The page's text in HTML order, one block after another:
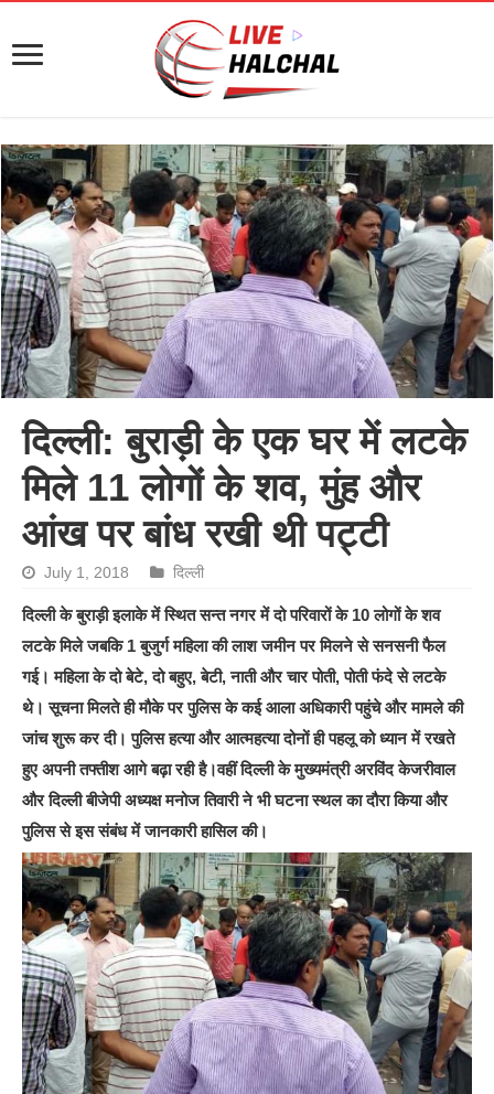
दिल्ली: बुराड़ी के एक घर में लटके
मिले 11 लोगों के शव, मुंह और
आंख पर बांध रखी थी पट्टी
July 1, 2018 दिल्ली
दिल्ली के बुराड़ी इलाके में स्थित सन्त नगर में दो परिवारों के 10 लोगों के शव
लटके मिले जबकि 1 बुजुर्ग महिला की लाश जमीन पर मिलने से सनसनी फैल
गई। महिला के दो बेटे, दो बहुए, बेटी, नाती और चार पोती, पोती फंदे से लटके
थे। सूचना मिलते ही मौके पर पुलिस के कई आला अधिकारी पहुंचे और मामले की
जांच शुरू कर दी। पुलिस हत्या और आत्महत्या दोनों ही पहलू को ध्यान में रखते
हुए अपनी तफ्तीश आगे बढ़ा रही है।वहीं दिल्ली के मुख्यमंत्री अरविंद केजरीवाल
और दिल्ली बीजेपी अध्यक्ष मनोज तिवारी ने भी घटना स्थल का दौरा किया और
पुलिस से इस संबंध में जानकारी हासिल की।